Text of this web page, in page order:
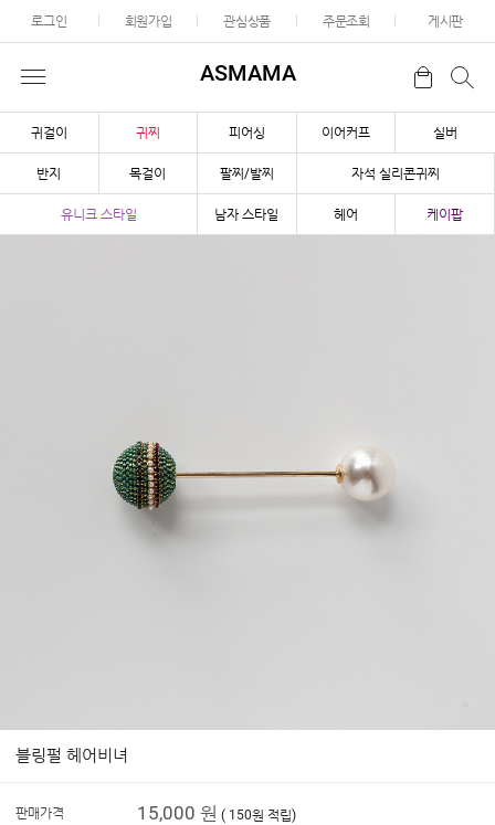
로그인 회원가입 관심상품 주문조회 게시판
ASMAMA
귀걸이 귀찌 피어싱 이어커프 실버
반지 목걸이 팔찌/발찌 자석 실리콘귀찌
유니크 스타일 남자 스타일 헤어 케이팝
블링펄 헤어비녀
판매가격 15,000 원 ( 150원 적립)